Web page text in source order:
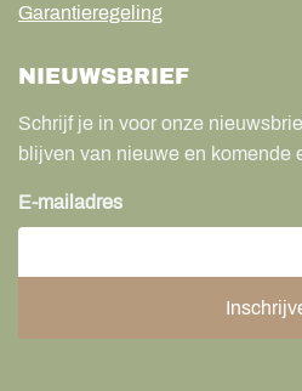
Garantieregeling
NIEUWSBRIEF
Schrijf je in voor onze
blijven van nieuwe en komende
E-mailadres